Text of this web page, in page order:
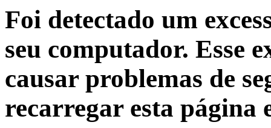
Foi detectado um
seu computador. Esse
causar problemas de
recarregar esta página